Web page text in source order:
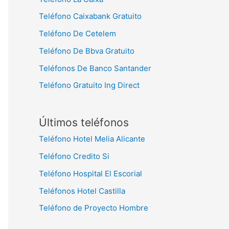
Teléfono Caixabank Gratuito
Teléfono De Cetelem
Teléfono De Bbva Gratuito
Teléfonos De Banco Santander
Teléfono Gratuito Ing Direct
Últimos teléfonos
Teléfono Hotel Melia Alicante
Teléfono Credito Si
Teléfono Hospital El Escorial
Teléfonos Hotel Castilla
Teléfono de Proyecto Hombre